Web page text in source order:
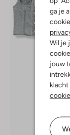
ga je
Wil je
jouw
klacht